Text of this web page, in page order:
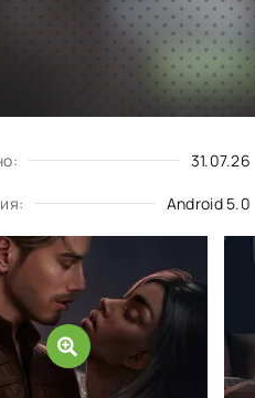
Скачать
31.07.26
Android 5.0